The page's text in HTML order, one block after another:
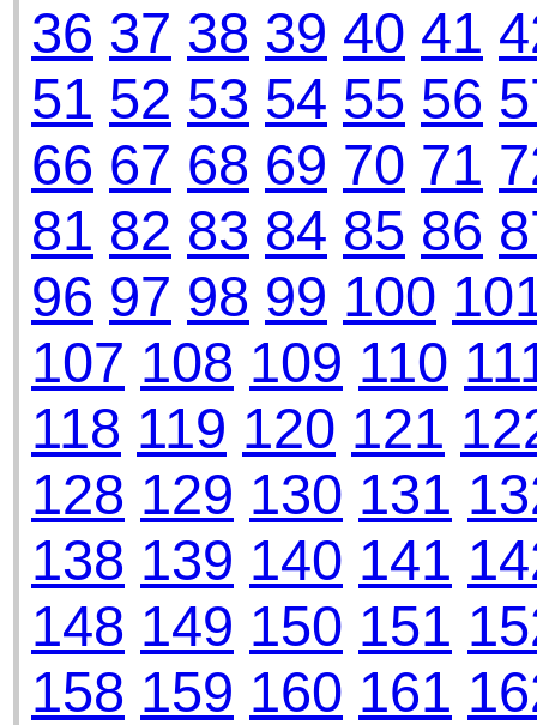
36 37 38 39 40 41
51 52 53 54 55 56
66 67 68 69 70 71
81 82 83 84 85 86
96 97 98 99 100
107 108 109 110
118 119 120 121
128 129 130 131
138 139 140 141
148 149 150 151
158 159 160 161